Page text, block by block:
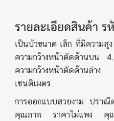
รายละเอียดสินค้า ร
เป็นบัวขนาด เล็ก ที่มีความสู
ความกว้างหน้าตัดด้านบน
ความกว้างหน้าตัดด้าน
เซนติเมตร
การออกแบบสวยงาม ปรา
คุณภาพ ราคาไม่แพง คุณ